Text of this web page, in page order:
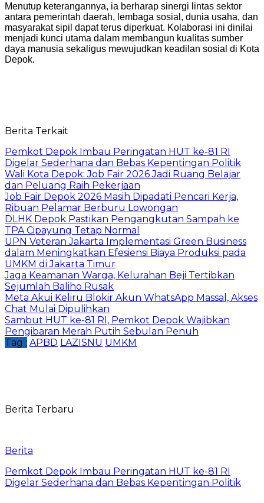
Menutup keterangannya, ia berharap sinergi lintas sektor
antara pemerintah daerah, lembaga sosial, dunia usaha, dan
masyarakat sipil dapat terus diperkuat. Kolaborasi ini dinilai
menjadi kunci utama dalam membangun kualitas sumber
daya manusia sekaligus mewujudkan keadilan sosial di Kota
Depok.
Berita Terkait
Pemkot Depok Imbau Peringatan HUT ke-81 RI
Digelar Sederhana dan Bebas Kepentingan Politik
Wali Kota Depok: Job Fair 2026 Jadi Ruang Belajar
dan Peluang Raih Pekerjaan
Job Fair Depok 2026 Masih Dipadati Pencari Kerja,
Ribuan Pelamar Berburu Lowongan
DLHK Depok Pastikan Pengangkutan Sampah ke
TPA Cipayung Tetap Normal
UPN Veteran Jakarta Implementasi Green Business
dalam Meningkatkan Efesiensi Biaya Produksi pada
UMKM di Jakarta Timur
Jaga Keamanan Warga, Kelurahan Beji Tertibkan
Sejumlah Baliho Rusak
Meta Akui Keliru Blokir Akun WhatsApp Massal, Akses
Chat Mulai Dipulihkan
Sambut HUT ke-81 RI, Pemkot Depok Wajibkan
Pengibaran Merah Putih Sebulan Penuh
Tag : APBD LAZISNU UMKM
Berita Terbaru
Berita
Pemkot Depok Imbau Peringatan HUT ke-81 RI
Digelar Sederhana dan Bebas Kepentingan Politik